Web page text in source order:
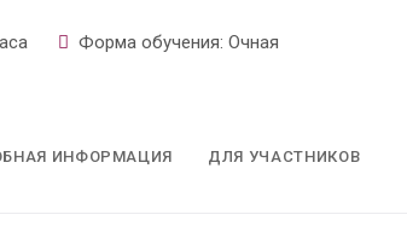
Форма обучения: Очная
ИНФОРМАЦИЯ ДЛЯ УЧАСТНИКОВ